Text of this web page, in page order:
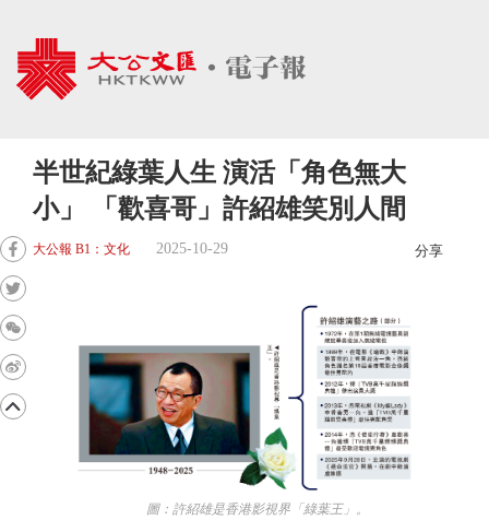
半世紀綠葉人生 演活「角色無大
小」 「歡喜哥」許紹雄笑別人間
大公報 B1：文化 2025-10-29 分享
圖：許紹雄是香港影視界「綠葉王」。